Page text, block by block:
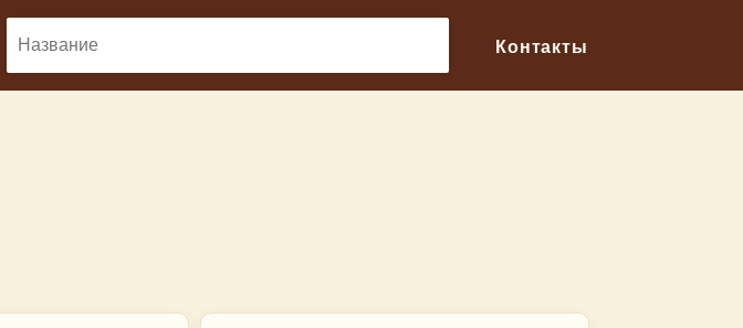
Контакты